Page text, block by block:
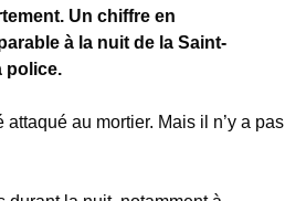
Un chiffre en
à la nuit de la Saint-
police.
au mortier. Mais il n’y a pas